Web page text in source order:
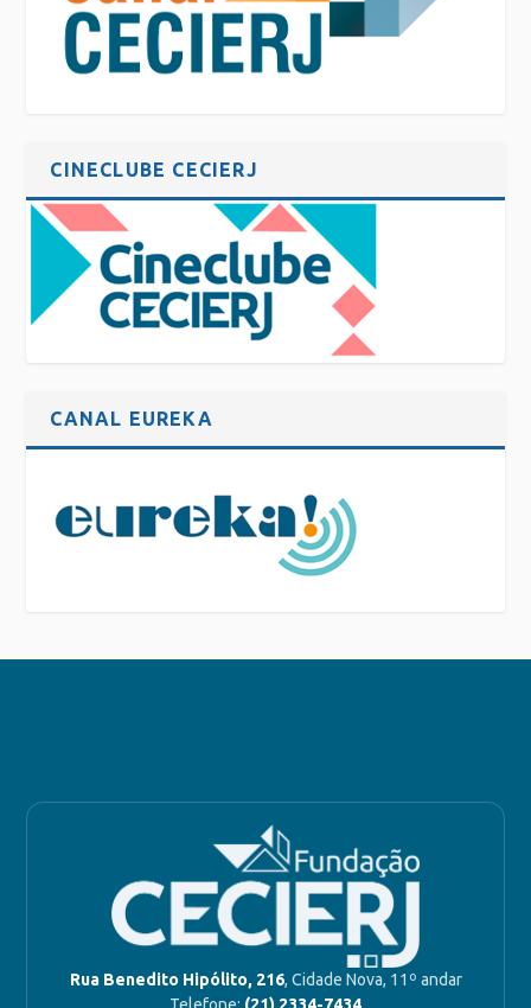
CINECLUBE CECIERJ
CANAL EUREKA
Rua Benedito Hipólito, 216, Cidade Nova, 11º andar